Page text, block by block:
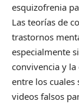
esquizofrenia
Las teorías de
trastornos
especialmente
convivencia y
entre los
videos falsos